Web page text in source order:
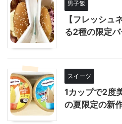
男子飯
【フレッシュ
る2種の限定バ
スイーツ
1カップで2度
の夏限定の新